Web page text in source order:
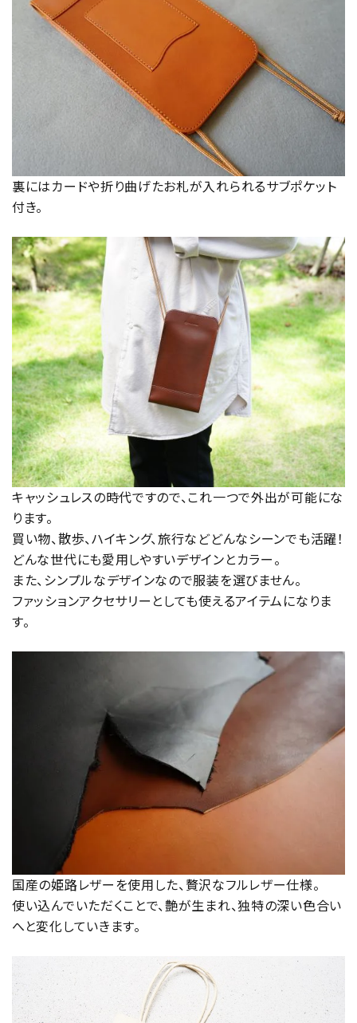
裏にはカードや折り曲げたお札が入れられるサブポケット
付き。
キャッシュレスの時代ですので、これ一つで外出が可能にな
ります。
買い物、散歩、ハイキング、旅行などどんなシーンでも活躍！
どんな世代にも愛用しやすいデザインとカラー。
また、シンプルなデザインなので服装を選びません。
ファッションアクセサリーとしても使えるアイテムになりま
す。
国産の姫路レザーを使用した、贅沢なフルレザー仕様。
使い込んでいただくことで、艶が生まれ、独特の深い色合い
へと変化していきます。